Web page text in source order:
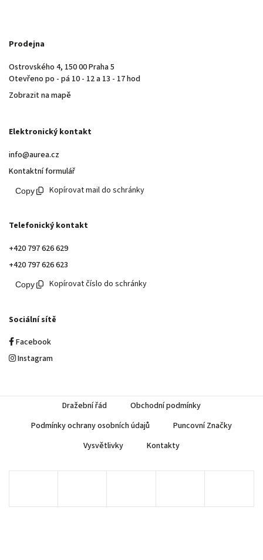
Prodejna
Ostrovského 4, 150 00 Praha 5
Otevřeno po - pá 10 - 12 a 13 - 17 hod
Zobrazit na mapě
Elektronický kontakt
info@aurea.cz
Kontaktní formulář
Kopírovat mail do schránky
Telefonický kontakt
+420 797 626 629
+420 797 626 623
Kopírovat číslo do schránky
Sociální sítě
Facebook
Instagram
Dražební řád
Obchodní podmínky
Podmínky ochrany osobních údajů
Puncovní Značky
Vysvětlivky
Kontakty